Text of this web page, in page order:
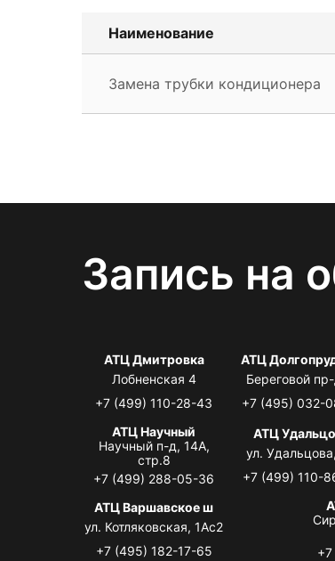
Наименование
Замена трубки кондиционера
Запись на
АТЦ Дмитровка
Лобненская 4
+7 (499) 110-28-43
АТЦ
Береговой
+7 (495) 032-
АТЦ Научный
Научный п-д, 14А,
стр.8
+7 (499) 288-05-36
АТЦ
ул.
+7 (499) 110-
АТЦ Варшавское ш
ул. Котляковская, 1Ас2
+7 (495) 182-17-65